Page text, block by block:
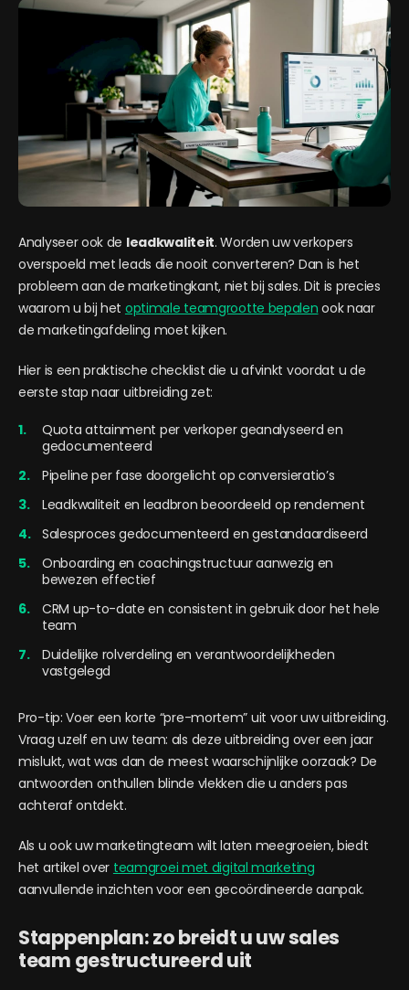
Analyseer ook de leadkwaliteit. Worden uw verkopers
overspoeld met leads die nooit converteren? Dan is het
probleem aan de marketingkant, niet bij sales. Dit is precies
waarom u bij het optimale teamgrootte bepalen ook naar
de marketingafdeling moet kijken.
Hier is een praktische checklist die u afvinkt voordat u de
eerste stap naar uitbreiding zet:
Quota attainment per verkoper geanalyseerd en
gedocumenteerd
Pipeline per fase doorgelicht op conversieratio’s
Leadkwaliteit en leadbron beoordeeld op rendement
Salesproces gedocumenteerd en gestandaardiseerd
Onboarding en coachingstructuur aanwezig en
bewezen effectief
CRM up-to-date en consistent in gebruik door het hele
team
Duidelijke rolverdeling en verantwoordelijkheden
vastgelegd
Pro-tip: Voer een korte “pre-mortem” uit voor uw uitbreiding.
Vraag uzelf en uw team: als deze uitbreiding over een jaar
mislukt, wat was dan de meest waarschijnlijke oorzaak? De
antwoorden onthullen blinde vlekken die u anders pas
achteraf ontdekt.
Als u ook uw marketingteam wilt laten meegroeien, biedt
het artikel over teamgroei met digital marketing
aanvullende inzichten voor een gecoördineerde aanpak.
Stappenplan: zo breidt u uw sales
team gestructureerd uit